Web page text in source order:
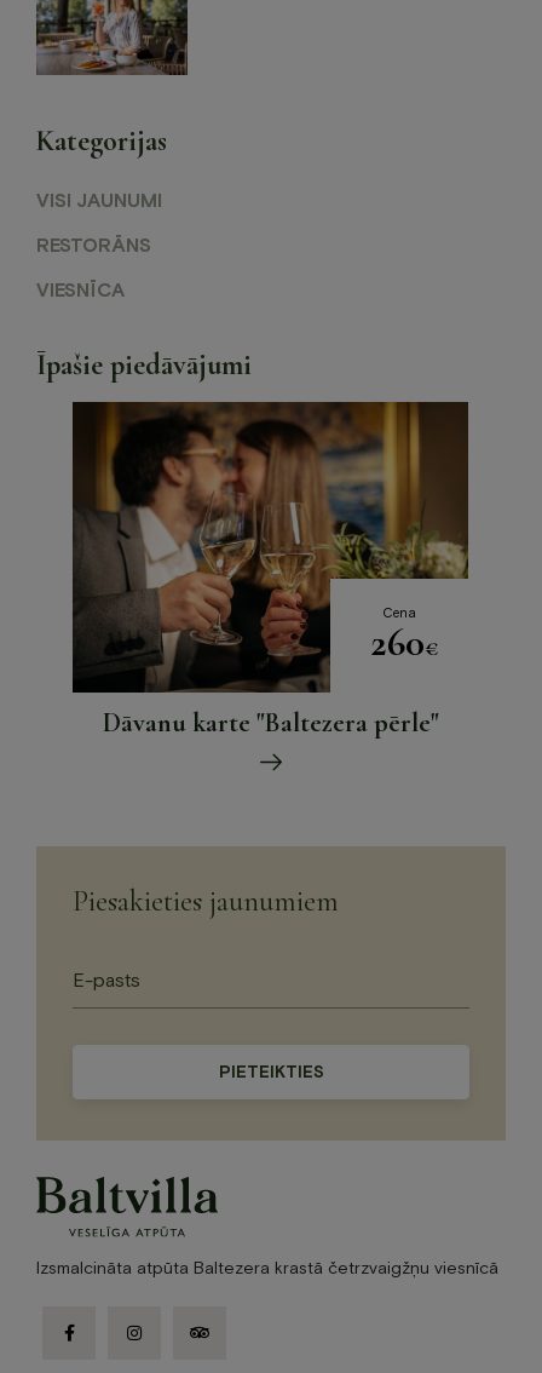
Kategorijas
VISI JAUNUMI
RESTORĀNS
VIESNĪCA
Īpašie piedāvājumi
Cena
260€
Dāvanu karte "Baltezera pērle"
Piesakieties jaunumiem
Izsmalcināta atpūta Baltezera krastā četrzvaigžņu viesnīcā
facebook-instagramtripadvisor